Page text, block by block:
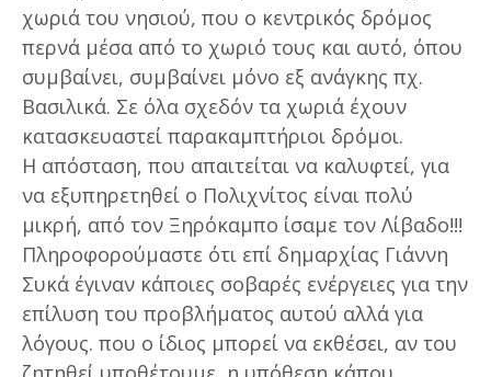
χωριά του νησιού, που ο κεντρικός δρόμος
περνά μέσα από το χωριό τους και αυτό, όπου
συμβαίνει, συμβαίνει μόνο εξ ανάγκης πχ.
Βασιλικά. Σε όλα σχεδόν τα χωριά έχουν
κατασκευαστεί παρακαμπτήριοι δρόμοι.
Η απόσταση, που απαιτείται να καλυφτεί, για
να εξυπηρετηθεί ο Πολιχνίτος είναι πολύ
μικρή, από τον Ξηρόκαμπο ίσαμε τον Λίβαδο!!!
Πληροφορούμαστε ότι επί δημαρχίας Γιάννη
Συκά έγιναν κάποιες σοβαρές ενέργειες για την
επίλυση του προβλήματος αυτού αλλά για
λόγους. που ο ίδιος μπορεί να εκθέσει, αν του